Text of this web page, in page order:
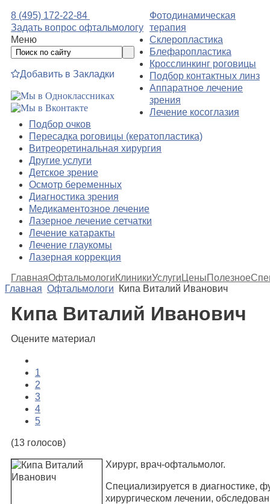
8 (495) 172-22-84
Задать вопрос офтальмологу
Меню
Добавить в Закладки
Фотодинамическая
терапия
Склеропластика
Блефаропластика
Кросслинкинг роговицы
Подбор контактных линз
Аппаратное лечение
зрения
Лечение косоглазия
Подбор очков
Пересадка роговицы (кератопластика)
Витреоретинальная хирургия
Другие услуги
Детское зрение
Осмотр беременных
Диагностика зрения
Медикаментозное лечение
Лазерное лечение сетчатки
Лечение катаракты
Лечение глаукомы
Лазерная коррекция
ГлавнаяОфтальмологиКлиникиУслуги ЦеныПолезное
Главная Офтальмологи Кипа Виталий Иванович
Кипа Виталий Иванович
Оцените материал
1
2
3
4
5
(13 голосов)
Хирург, врач-офтальмолог.
Специализируется в диагностике,
хирургическом лечении,